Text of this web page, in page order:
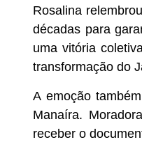
Rosalina
décadas para
uma vitória
transformação do
A emoção
Manaíra.
receber o